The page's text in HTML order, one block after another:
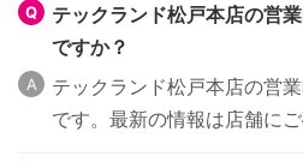
テックランド松戸本店の営
ですか？
テックランド松戸本店の営
です。最新の情報は店舗にご